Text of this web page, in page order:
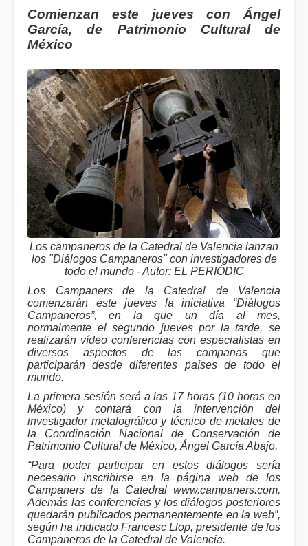
Comienzan este jueves con Ángel
García, de Patrimonio Cultural de
México
Los campaneros de la Catedral de Valencia lanzan
los "Diálogos Campaneros" con investigadores de
todo el mundo - Autor: EL PERIÒDIC
Los Campaners de la Catedral de Valencia
comenzarán este jueves la iniciativa “Diálogos
Campaneros”, en la que un día al mes,
normalmente el segundo jueves por la tarde, se
realizarán vídeo conferencias con especialistas en
diversos aspectos de las campanas que
participarán desde diferentes países de todo el
mundo.
La primera sesión será a las 17 horas (10 horas en
México) y contará con la intervención del
investigador metalográfico y técnico de metales de
la Coordinación Nacional de Conservación de
Patrimonio Cultural de México, Ángel García Abajo.
“Para poder participar en estos diálogos sería
necesario inscribirse en la página web de los
Campaners de la Catedral www.campaners.com.
Además las conferencias y los diálogos posteriores
quedarán publicados permanentemente en la web”,
según ha indicado Francesc Llop, presidente de los
Campaneros de la Catedral de Valencia.